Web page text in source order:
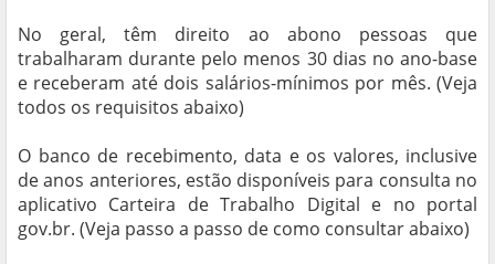
No geral, têm direito ao abono pessoas que
trabalharam durante pelo menos 30 dias no ano-base
e receberam até dois salários-mínimos por mês. (Veja
todos os requisitos abaixo)
O banco de recebimento, data e os valores, inclusive
de anos anteriores, estão disponíveis para consulta no
aplicativo Carteira de Trabalho Digital e no portal
gov.br. (Veja passo a passo de como consultar abaixo)